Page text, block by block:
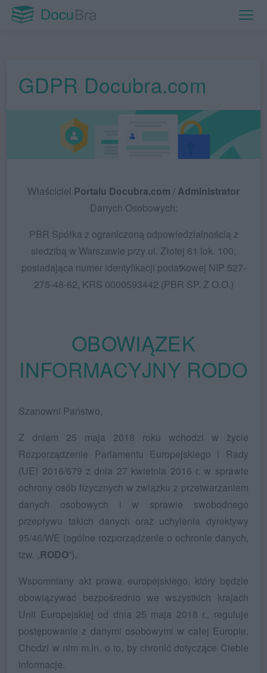
GDPR Docubra.com
Właściciel Portalu Docubra.com / Administrator
Danych Osobowych:
PBR Spółka z ograniczoną odpowiedzialnością z
siedzibą w Warszawie przy ul. Złotej 61 lok. 100,
posiadająca numer identyfikacji podatkowej NIP 527-
275-48-62, KRS 0000593442 (PBR SP. Z O.O.)
OBOWIĄZEK
INFORMACYJNY RODO
Szanowni Państwo,
Z dniem 25 maja 2018 roku wchodzi w życie
Rozporządzenie Parlamentu Europejskiego i Rady
(UE) 2016/679 z dnia 27 kwietnia 2016 r. w sprawie
ochrony osób fizycznych w związku z przetwarzaniem
danych osobowych i w sprawie swobodnego
przepływu takich danych oraz uchylenia dyrektywy
95/46/WE (ogólne rozporządzenie o ochronie danych,
tzw. „RODO”).
Wspomniany akt prawa europejskiego, który będzie
obowiązywać bezpośrednio we wszystkich krajach
Unii Europejskiej od dnia 25 maja 2018 r., reguluje
postępowanie z danymi osobowymi w całej Europie.
Chodzi w nim m.in. o to, by chronić dotyczące Ciebie
informacje.